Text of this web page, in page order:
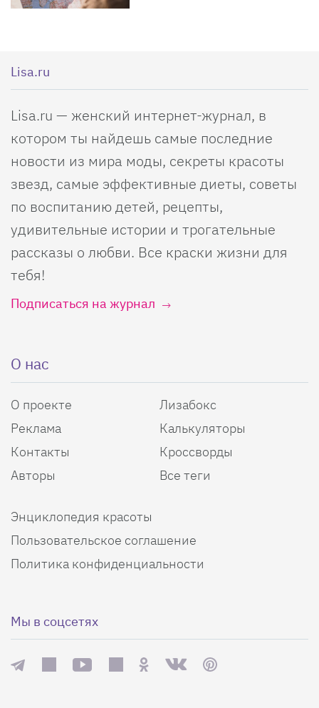
Lisa.ru
Lisa.ru — женский интернет-журнал, в
котором ты найдешь самые последние
новости из мира моды, секреты красоты
звезд, самые эффективные диеты, советы
по воспитанию детей, рецепты,
удивительные истории и трогательные
рассказы о любви. Все краски жизни для
тебя!
Подписаться на журнал
О нас
О проекте
Реклама
Контакты
Авторы
Лизабокс
Калькуляторы
Кроссворды
Все теги
Энциклопедия красоты
Пользовательское соглашение
Политика конфиденциальности
Мы в соцсетях